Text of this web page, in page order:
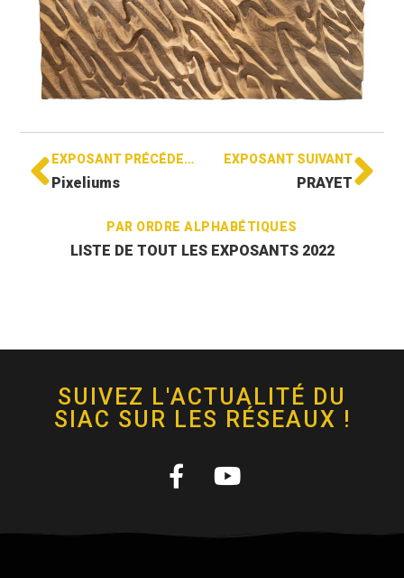
EXPOSANT PRÉCÉDENT
Pixeliums
EXPOSANT SUIVANT
PRAYET
PAR ORDRE ALPHABÉTIQUES
LISTE DE TOUT LES EXPOSANTS 2022
SUIVEZ L'ACTUALITÉ DU
SIAC SUR LES RÉSEAUX !